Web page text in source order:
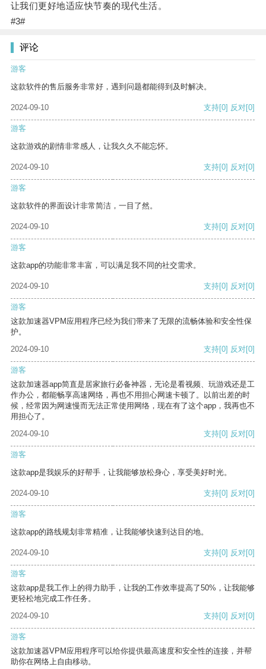
让我们更好地适应快节奏的现代生活。
#3#
评论
游客
这款软件的售后服务非常好，遇到问题都能得到及时解决。
2024-09-10 支持[0] 反对[0]
游客
这款游戏的剧情非常感人，让我久久不能忘怀。
2024-09-10 支持[0] 反对[0]
游客
这款软件的界面设计非常简洁，一目了然。
2024-09-10 支持[0] 反对[0]
游客
这款app的功能非常丰富，可以满足我不同的社交需求。
2024-09-10 支持[0] 反对[0]
游客
这款加速器VPM应用程序已经为我们带来了无限的流畅体验和安全性保
护。
2024-09-10
支持[0] 反对[0]
游客
这款加速器app简直是居家旅行必备神器，无论是看视频、玩游戏还是工
作办公，都能畅享高速网络，再也不用担心网速卡顿了。以前出差的时
候，经常因为网速慢而无法正常使用网络，现在有了这个app，我再也不
用担心了。
2024-09-10
支持[0] 反对[0]
游客
这款app是我娱乐的好帮手，让我能够放松身心，享受美好时光。
2024-09-10 支持[0] 反对[0]
游客
这款app的路线规划非常精准，让我能够快速到达目的地。
2024-09-10 支持[0] 反对[0]
游客
这款app是我工作上的得力助手，让我的工作效率提高了50%，让我能够
更轻松地完成工作任务。
2024-09-10
支持[0] 反对[0]
游客
这款加速器VPM应用程序可以给你提供最高速度和安全性的连接，并帮
助你在网络上自由移动。